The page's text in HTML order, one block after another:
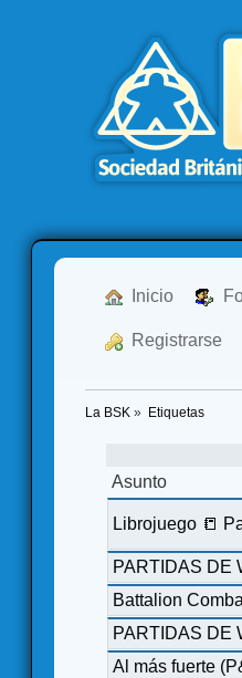
Inicio
Registrarse
La BSK » Etiquetas
Asunto
Librojuego 📒
PARTIDAS DE
Battalion
PARTIDAS DE
Al más fuerte